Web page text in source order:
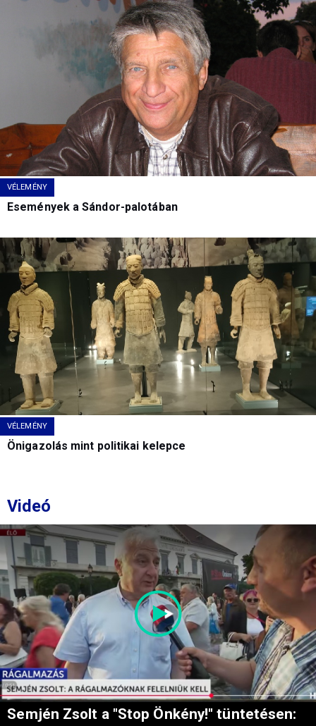
VÉLEMÉNY
Események a Sándor-palotában
VÉLEMÉNY
Önigazolás mint politikai kelepce
Videó
Semjén Zsolt a "Stop Önkény!" tüntetésen: